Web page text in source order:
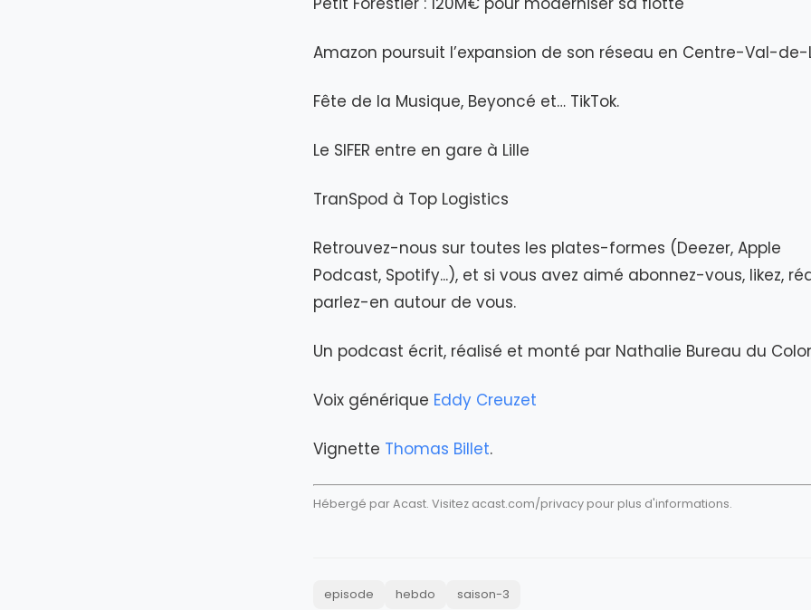
Amazon poursuit l’expansion de son réseau en Centre-Val-de-
Fête de la Musique, Beyoncé et… TikTok.
Le SIFER entre en gare à Lille
TranSpod à Top Logistics
Retrouvez-nous sur toutes les plates-formes (Deezer, Apple
Podcast, Spotify...), et si vous avez aimé abonnez-vous, likez,
parlez-en autour de vous.
Un podcast écrit, réalisé et monté par Nathalie Bureau du
Voix générique Eddy Creuzet
Vignette Thomas Billet.
Hébergé par Acast. Visitez acast.com/privacy pour plus d'informations.
episode hebdo saison-3